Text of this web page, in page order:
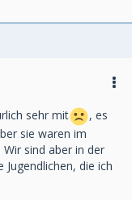
sehr mit
, es
sie waren im
sind aber in der
die ich